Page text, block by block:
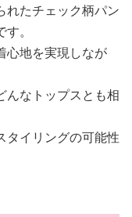
れたチェック柄パン
。
心地を実現しなが
んなトップスとも相
タイリングの可能性